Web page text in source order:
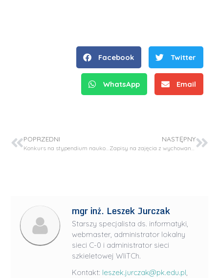
Facebook Twitter
WhatsApp Email
POPRZEDNI
Konkurs na stypendium naukowe dla Doktoranta Stypendysty w projekcie OPUS LAP
NASTĘPNY
Zapisy na zajęcia z wychowania fizycznego
mgr inż. Leszek Jurczak
Starszy specjalista ds. informatyki,
webmaster, administrator lokalny
sieci C-0 i administrator sieci
szkieletowej WIiTCh.
Kontakt: leszek.jurczak@pk.edu.pl,